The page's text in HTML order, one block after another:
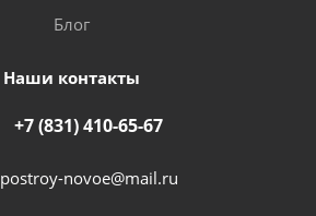
Блог
Наши контакты
+7 (831) 410-65-67
postroy-novoe@mail.ru